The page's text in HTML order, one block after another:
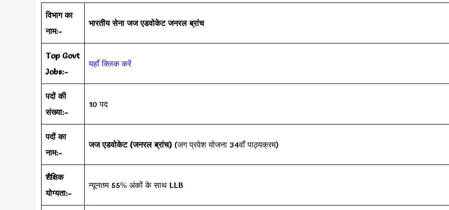
विभाग का
नाम:-
भारतीय सेना जज एडवोकेट जनरल ब्रांच
Top Govt
Jobs:-
यहाँ क्लिक करें
पदों की
संख्या:-
10 पद
पदों का
नाम:-
जज एडवोकेट(जनरल ब्रांच) (जग प्रवेश योजना 34वाँ पाठ्यक्रम)
शैक्षिक
योग्यता:-
न्यूनतम 55% अंकों के साथ LLB